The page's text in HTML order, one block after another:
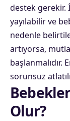
destek gerekir.
yayılabilir ve
nedenle
artıyorsa,
başlanmalıdır.
sorunsuz
Olur?